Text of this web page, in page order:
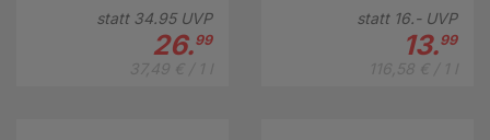
statt 34.95UVP
26.99
statt 16.-UVP
13.99